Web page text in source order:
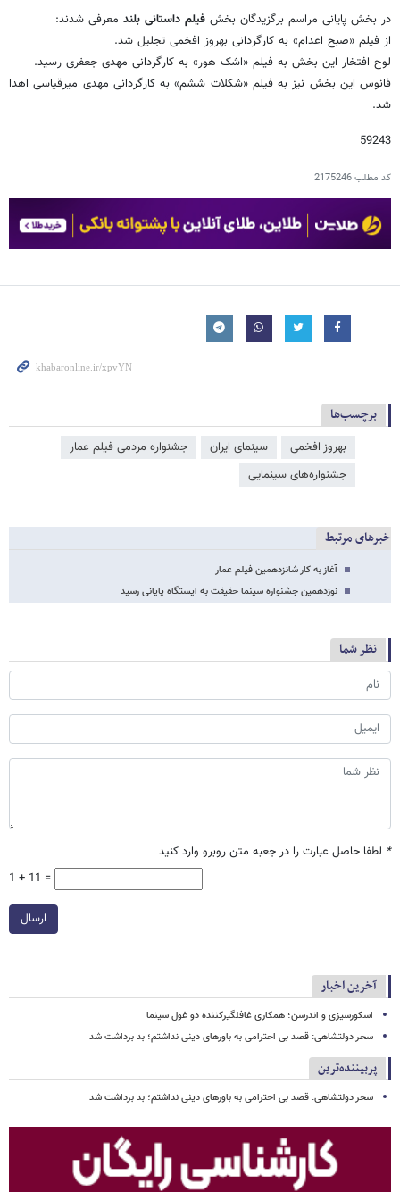
در بخش پایانی مراسم برگزیدگان بخش فیلم داستانی بلند معرفی شدند:
از فیلم «صبح اعدام» به کارگردانی بهروز افخمی تجلیل شد.
لوح افتخار این بخش به فیلم «اشک هور» به کارگردانی مهدی جعفری رسید.
فانوس این بخش نیز به فیلم «شکلات ششم» به کارگردانی مهدی میرقیاسی اهدا
شد.
59243
کد مطلب2175246
برچسب‌ها
بهروز افخمی سینمای ایران
جشنواره مردمی فیلم عمار
جشنواره‌های سینمایی
خبرهای مرتبط
آغاز به کار شانزدهمین فیلم عمار
نوزدهمین جشنواره سینما حقیقت به ایستگاه پایانی رسید
نظر شما
* لطفا حاصل عبارت را در جعبه متن روبرو وارد کنید
1 + 11 =
ارسال
آخرین اخبار
اسکورسیزی و اندرسن؛ همکاری غافلگیرکننده دو غول سینما
سحر دولتشاهی: قصد بی احترامی به باورهای دینی نداشتم؛ بد برداشت شد
پربیننده‌ترین
سحر دولتشاهی: قصد بی احترامی به باورهای دینی نداشتم؛ بد برداشت شد